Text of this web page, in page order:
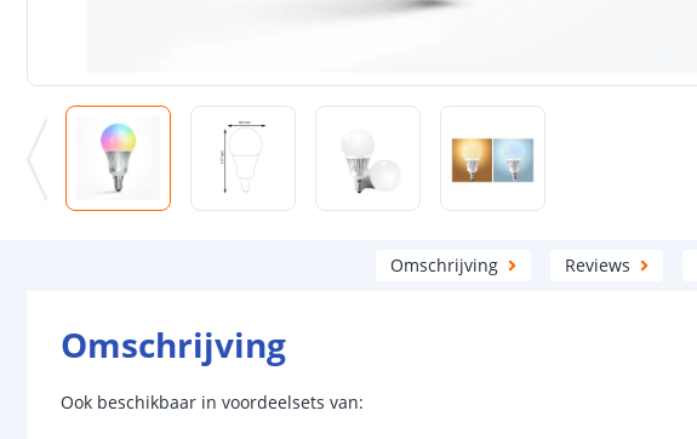
Omschrijving Reviews
Omschrijving
Ook beschikbaar in voordeelsets van: